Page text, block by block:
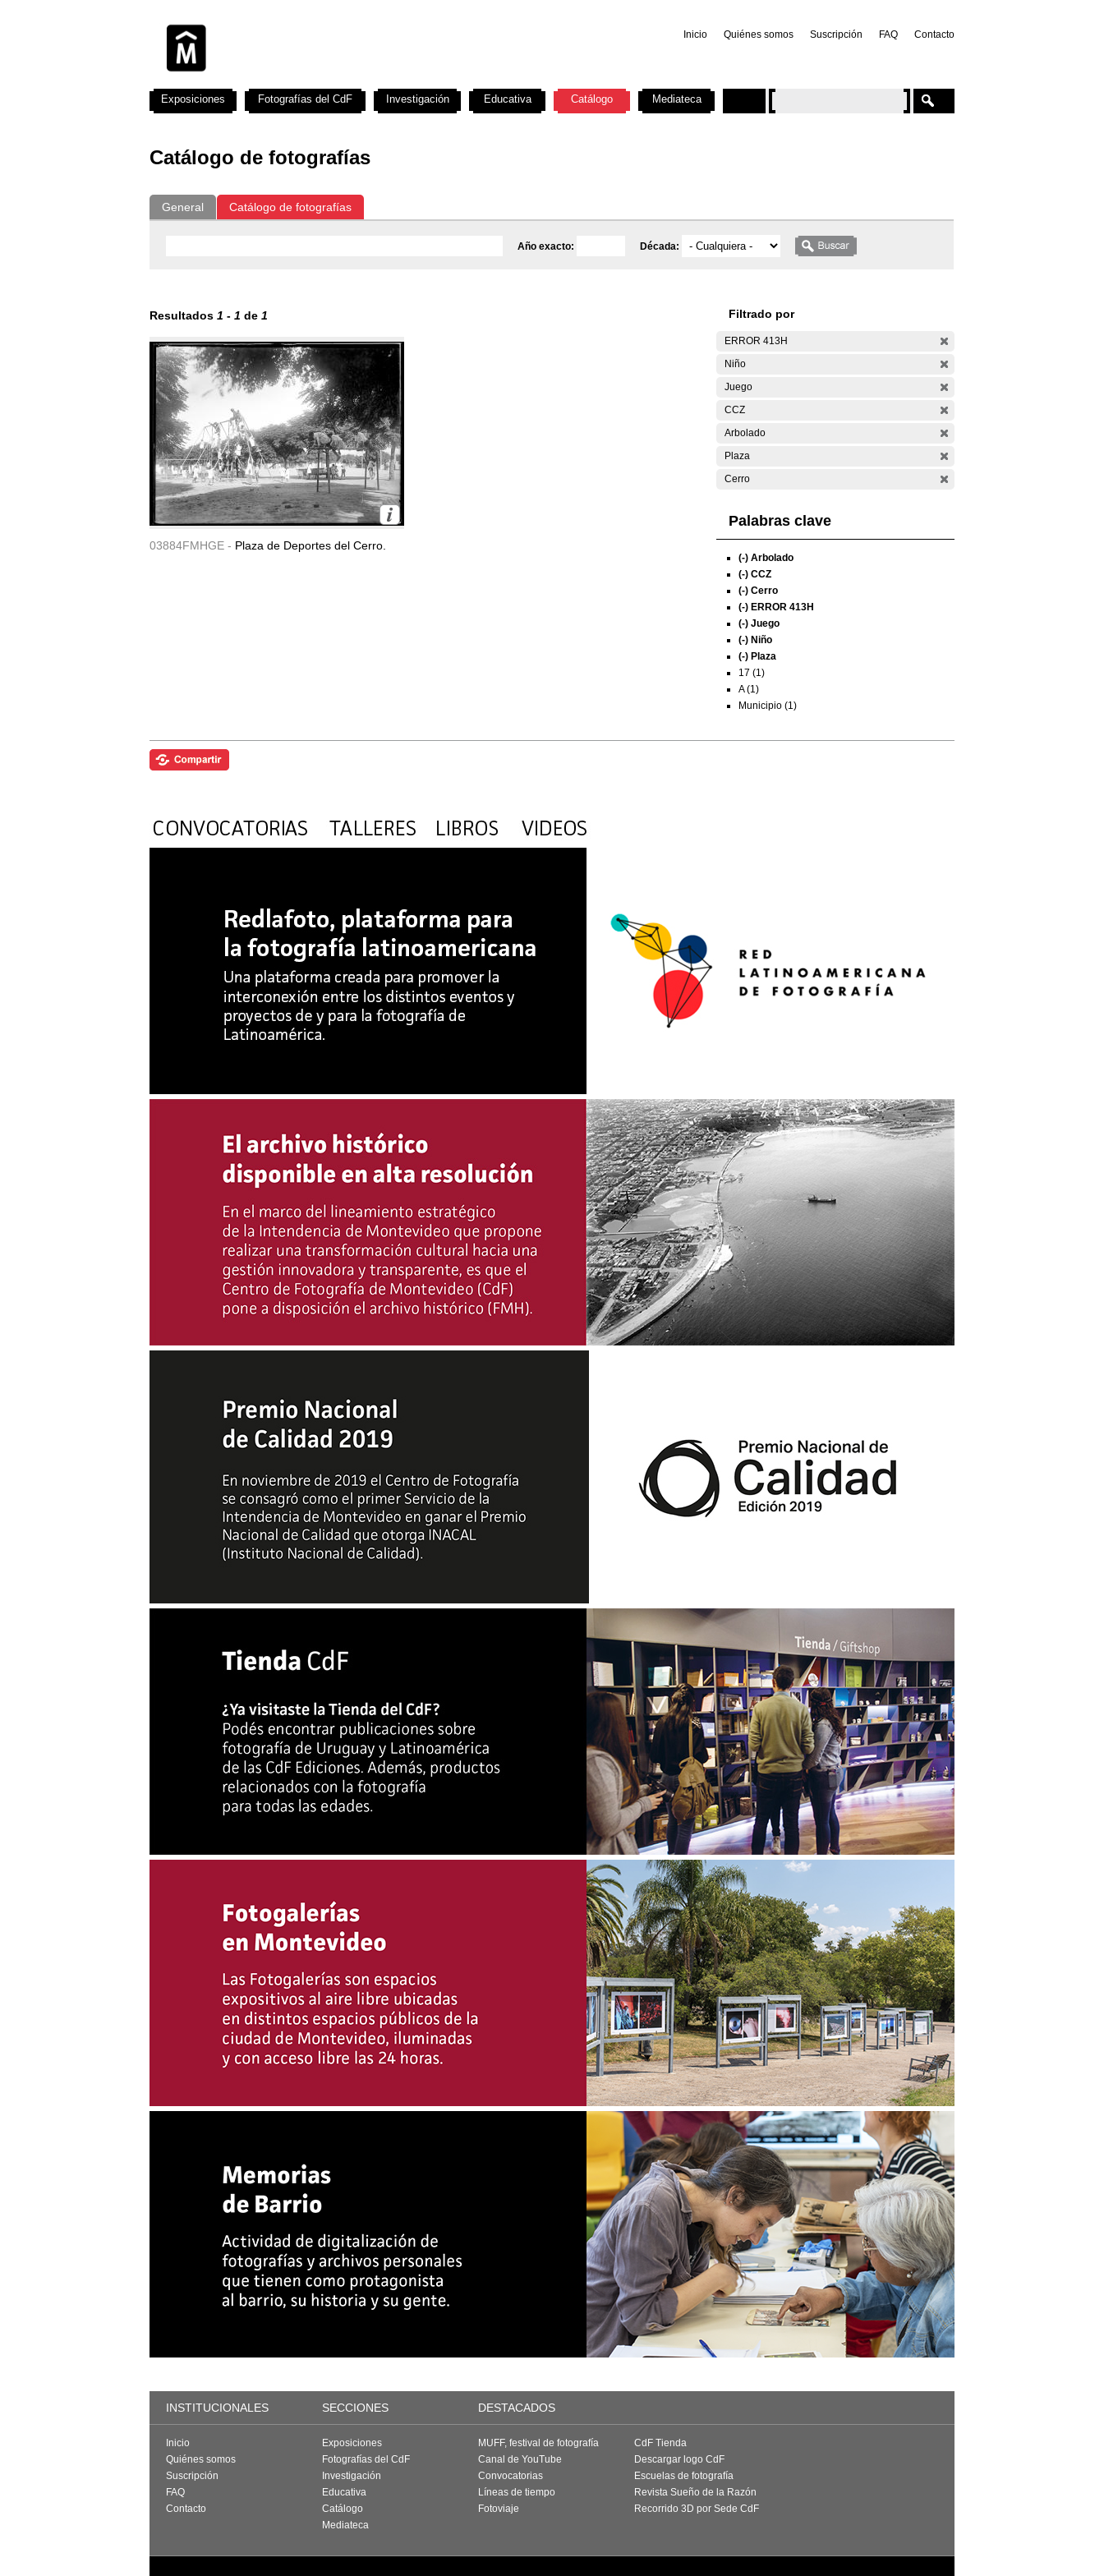
Inicio Quiénes somos Suscripción FAQ Contacto
Catálogo de fotografías
General Catálogo de fotografías
Año exacto: Década:
Resultados 1 - 1 de 1
03884FMHGE - Plaza de Deportes del Cerro.
Filtrado por
ERROR 413H
Niño
Juego
CCZ
Arbolado
Plaza
Cerro
Palabras clave
(-) Arbolado
(-) CCZ
(-) Cerro
(-) ERROR 413H
(-) Juego
(-) Niño
(-) Plaza
17 (1)
A (1)
Municipio (1)
Exposiciones Fotografías del CdF Investigación Educativa Catálogo Mediateca
INSTITUCIONALES SECCIONES DESTACADOS
Inicio
Quiénes somos
Suscripción
FAQ
Contacto
Exposiciones
Fotografías del CdF
Investigación
Educativa
Catálogo
Mediateca
MUFF, festival de fotografía
Canal de YouTube
Convocatorias
Líneas de tiempo
Fotoviaje
CdF Tienda
Descargar logo CdF
Escuelas de fotografía
Revista Sueño de la Razón
Recorrido 3D por Sede CdF